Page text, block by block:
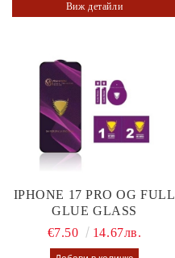
Виж детайли
IPHONE 17 PRO OG FULL
GLUE GLASS
€7.50
14.67лв.